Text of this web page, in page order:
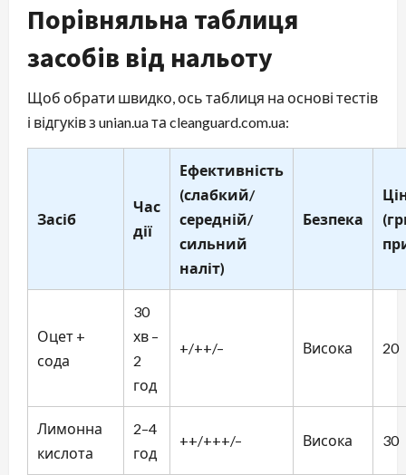
Порівняльна таблиця
засобів від нальоту
Щоб обрати швидко, ось таблиця на основі тестів
і відгуків з unian.ua та cleanguard.com.ua:
Засіб
Час
дії
Ефективність
(слабкий/
середній/
сильний
наліт)
Безпека
Оцет +
сода
30
хв –
2
год
+/++/– Висока 20
Лимонна
кислота
2–4
год
++/+++/– Висока 30